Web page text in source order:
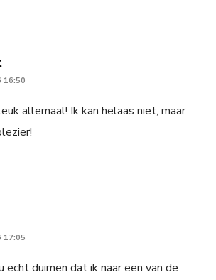
says:
16:50
allemaal! Ik kan helaas niet, maar
17:05
echt duimen dat ik naar een van de